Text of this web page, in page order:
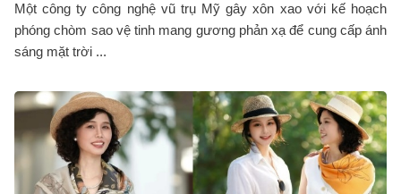
Một công ty công nghệ vũ trụ Mỹ gây xôn xao với kế hoạch
phóng chòm sao vệ tinh mang gương phản xạ để cung cấp ánh
sáng mặt trời ...